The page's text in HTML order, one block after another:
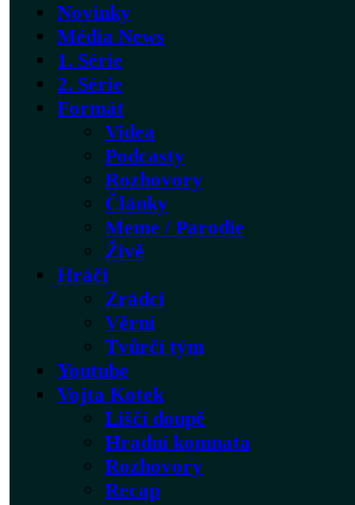
Novinky
Média News
1. Série
2. Série
Formát
Videa
Podcasty
Rozhovory
Články
Meme / Parodie
Živě
Hráči
Zrádci
Věrní
Tvůrčí tým
Youtube
Vojta Kotek
Liščí doupě
Hradní komnata
Rozhovory
Recap